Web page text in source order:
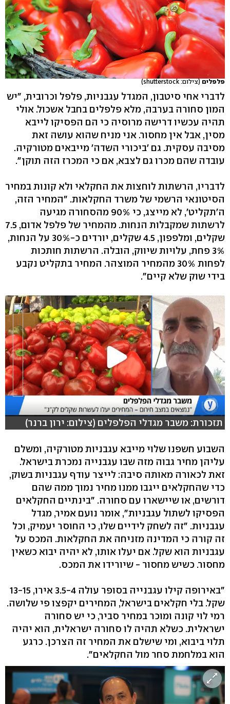
פלפלים (צילום: shutterstock)
לדברי אחי סיטבון, המגדל עגבניות, פלפל וכרובית, "יש
המון סחורה בערבה, מלא פלפלים בחבל אשכול. אולי
תהיה עכשיו דרישה מרוסיה כי הם הפסיקו לייבא
מסין, אבל אין מחסור. אני מניח שהוא עושה זאת
מסיבה עסקית. גם 'ביכורי השדה' מייבאים מטורקיה.
עובדה שהם מכרו גם לצבא, אם כי המכרז הזה תוקן".
לדבריו, הרשתות לוחצות את החקלאי ולא קונות במחיר
הסיטונאי הרשמי של משרד החקלאות. "המחיר הזה,
ה'תקליט', לא מייצג, כי 90% מהסחורה מגיעה
לרשתות שמקבלות הנחות. מהמחיר של פלפל אדום, 7.5
שקלים, ומלפפון, 4.5 שקלים, יורדים כ-30% על הנחות,
3% פחת, עלויות שיווק, הובלה. הרשתות חותכות
לפחות 30% מהמחיר המוצהר. המחיר בתקליט נקבע
בידי שוק שלא קיים".
תזכורת: משבר מגדלי הפלפלים (צילום: ירון ברנר)
השבוע חשפנו שלוי מייבא עגבניות מטורקיה, ומשלם
עליהן מחיר גבוה מזה שבו עגבנייה נמכרת בישראל.
זאת לכאורה מאותה סיבה: לייצר עודף עגבניות בשוק,
כדי שהחקלאים ייגבו ממנו מחיר נמוך ממה שהם
דורשים, או שיישארו עם סחורה. "בינתיים החקלאים
הפסיקו לשתול עגבניות", אומר נועם אמיר, מגדל
עגבניות. "זה לשחק לידיים שלו, כי החוסר יעמיק, וכל
זה קורה כי המדינה מזניחה את החקלאות. המכס על
עגבניות הוא שקל. אם יעלו אותו, לא יהיה יבוא כשאין
מחסור. כשיש מחסור - שיורידו את המכס.
"באירופה קילו עגבנייה בסופר עולה 3.5-4 אירו, 13-15
שקל. בלי חקלאים בישראל, המחירים יקפצו פי שלושה.
רמי לוי קונה ומוכר במחיר סביר, כי יש סחורה
ישראלית. כשלא תהיה לו סחורה ישראלית, הוא יהיה
תלוי ביבוא, ומי שישלם את המחיר זה הצרכן. כרגע
הוא במלחמת סחר מול החקלאים".